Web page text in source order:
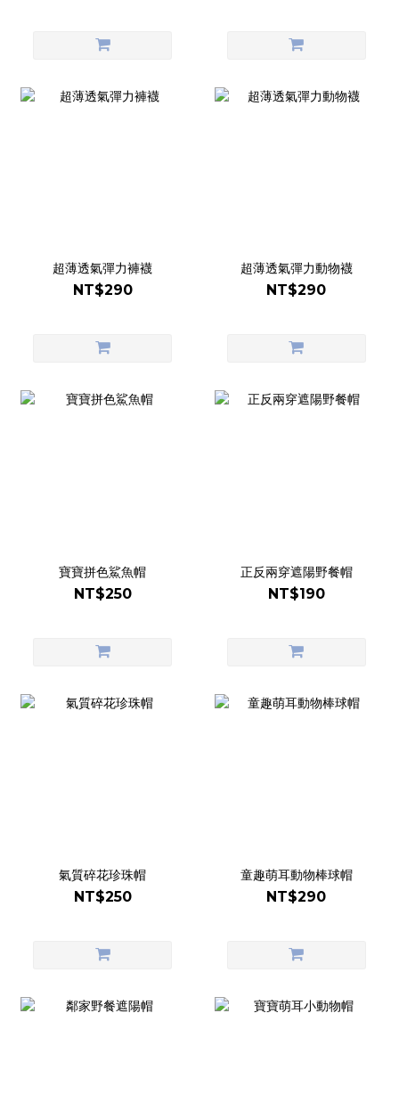
超薄透氣彈力褲襪
NT$290
超薄透氣彈力動物襪
NT$290
寶寶拼色鯊魚帽
NT$250
正反兩穿遮陽野餐帽
NT$190
氣質碎花珍珠帽
NT$250
童趣萌耳動物棒球帽
NT$290